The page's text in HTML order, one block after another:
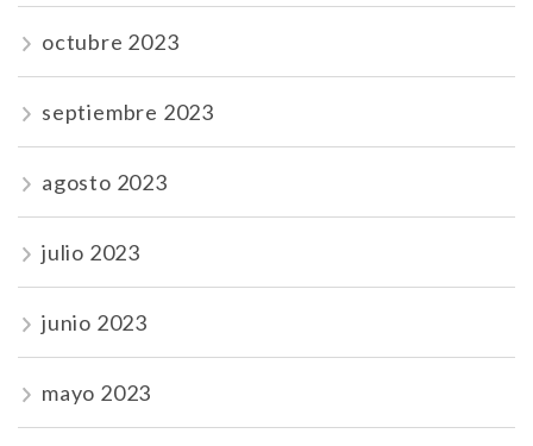
octubre 2023
septiembre 2023
agosto 2023
julio 2023
junio 2023
mayo 2023